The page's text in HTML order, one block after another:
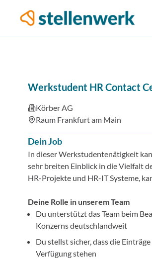
Werkstudent HR Contact
Körber AG
Raum Frankfurt am Main
Dein Job
In dieser Werkstudentenätigkeit
sehr breiten Einblick in die Vielfalt
HR-Projekte und HR-IT Systeme,
Deine Rolle in unserem Team
Du unterstützt das Team beim
Konzerns deutschlandweit
Du stellst sicher, dass die
Verfügung stehen